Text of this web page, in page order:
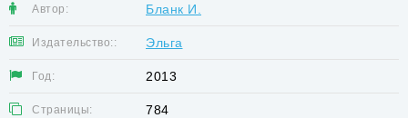
Автор: Бланк И.
Издательство:: Эльга
Год: 2013
Страницы: 784